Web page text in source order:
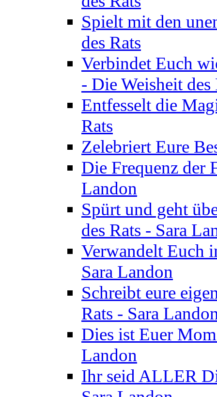
Spielt mit den
des Rats
Verbindet Euch
- Die Weisheit des
Entfesselt die
Rats
Zelebriert Eure
Die Frequenz der
Landon
Spürt und geht
des Rats - Sara
Verwandelt Euch
Sara Landon
Schreibt eure
Rats - Sara
Dies ist Euer
Landon
Ihr seid ALLER